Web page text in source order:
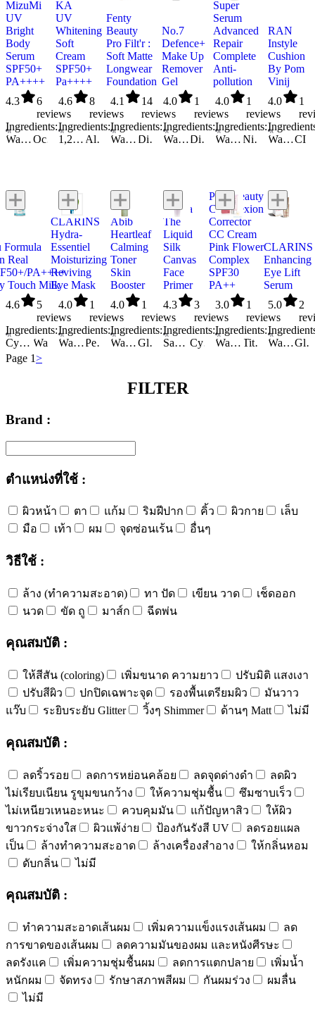
MizuMi
UV
Bright
Body
Serum
SPF50+
PA++++
4.3
6
reviews
Ingredients:
Water/Aqua/Eau
Octocrylene Propylene Glycol Ethylhexyl Salicylate Butyl Methoxydibenzoylmethane Isohexadecane C12-15 Alkyl Benzoate Dipropylene Glycol Dicaprylyl Carbonate Niacinamide Phenoxyethanol
KA
UV
Whitening
Soft
Cream
SPF50+
Pa++++
4.6
8
reviews
Ingredients:
1,2-Hexanediol
Aloe Barbadensis Leaf Juice Powder Biosaccharide Gum-4 Bis-PEG/PPG-20/5 PEG/PPG-20/5 Dimethicone Buddleja Officinalis Flower Extract Butyl Methoxydibenzoylmethane C12-15 Alkyl Benzoate Caprylic/Capric Triglyceride Ceteareth-20
Fenty
Beauty
Pro Filt'r :
Soft Matte
Longwear
Foundation
4.1
14
reviews
Ingredients:
Water/Aqua/Eau
Dimethiconol Talc PEG-10 Dimethicone Trimethylsiloxysilicate Polypropylene Isododecane
No.7
Defence+
Make Up
Remover
Gel
4.0
1
reviews
Ingredients:
Water/Aqua/Eau
Dipropylene Glycol Poloxamer 184 Phenoxyethanol PPG-26-Buteth-26
Super
Serum
Advanced
Repair
Complete
Anti-
pollution
4.0
1
reviews
Ingredients:
Water/Aqua/Eau
Niacinamide Butylene Glycol
RAN
Instyle
Cushion
By Pom
Vinij
4.0
1
Water/Aqua/Eau
Formula
Real
PA++++
Touch Milk
4.6
5
reviews
Ingredients:
Cyclopentasiloxane
Zinc Oxide Alcohol Denat. Ethylhexyl Methoxycinnamate Dimethiconol Isododecane Polymethyl MethacrylateSilica Bis-Ethylhexyloxyphenol Methoxyphenyl Triazine Ethylhexyl Salicylate
CLARINS
Hydra-
Essentiel
Moisturizing
Reviving
Eye Mask
4.0
1
reviews
Ingredients:
Water/Aqua/Eau
Pentaerythrityl Tetraethylhexanoate Butylene Glycol Glycerin Caprylic/Capric Triglyceride Propanediol Ammonium Acryloyldimethyltaurate/VP Copolymer Boron Nitride Phenoxyethanol
Abib
Heartleaf
Calming
Toner
Skin
Booster
4.0
1
reviews
Ingredients:
Water/Aqua/Eau
Glycerin Butylene Glycol Pentylene Glycol Xylitol Bifida Ferment Lysate Houttuynia Cordata Extract
Tatcha
The
Liquid
Silk
Canvas
Face
Primer
4.3
3
reviews
Ingredients:
Saccharomyces/​camellia Sinensis Leaf/​cladosiphon Okamuranus/​rice Ferment Filtrate
Cyclopentasiloxane HDI/Trimethylol Hexyllactone Crosspolymer Water/Aqua/Eau Propanediol
Pure Beauty
Complexion
Corrector
CC Cream
Pink Flower
Complex
SPF30
PA++
3.0
1
reviews
Ingredients:
Water/Aqua/Eau
Titanium Dioxide Cyclopentasiloxane
CLARINS
Enhancing
Eye Lift
Serum
5.0
2
Water/Aqua/Eau
Page 1>
FILTER
Brand :
ตำแหน่งที่ใช้ :
ผิวหน้า ตา แก้ม ริมฝีปาก คิ้ว ผิวกาย
เล็บ
มือ
เท้า ผม จุดซ่อนเร้น อื่นๆ
วิธีใช้ :
ล้าง (ทำความสะอาด) ทา ปัด เขียน วาด
เช็ดออก
นวด
ขัด ถู มาส์ก ฉีดพ่น
คุณสมบัติ :
ให้สีสัน (coloring) เพิ่มขนาด ความยาว
ปรับมิติ แสงเงา
ปรับสีผิว
ปกปิดเฉพาะจุด รองพื้นเตรียมผิว
มันวาว
แว๊บ
ระยิบระยับ Glitter วิ้งๆ Shimmer ด้านๆ Matt ไม่มี
คุณสมบัติ :
ลดริ้วรอย ลดการหย่อนคล้อย ลดจุดด่างดำ
ลดผิว
ไม่เรียบเนียน รูขุมขนกว้าง
ให้ความชุ่มชื้น
ซึมซาบเร็ว
ไม่เหนียวเหนอะหนะ
ควบคุมมัน แก้ปัญหาสิว
ให้ผิว
ขาวกระจ่างใส
ผิวแพ้ง่าย ป้องกันรังสี UV
ลดรอยแผล
เป็น
ล้างทำความสะอาด ล้างเครื่องสำอาง
ให้กลิ่นหอม
ดับกลิ่น
ไม่มี
คุณสมบัติ :
ทำความสะอาดเส้นผม เพิ่มความแข็งแรงเส้นผม
ลด
การขาดของเส้นผม
ลดความมันของผม และหนังศีรษะ
ลดรังแค
เพิ่มความชุ่มชื้นผม ลดการแตกปลาย
เพิ่มน้ำ
หนักผม
จัดทรง รักษาสภาพสีผม กันผมร่วง
ผมลื่น
ไม่มี